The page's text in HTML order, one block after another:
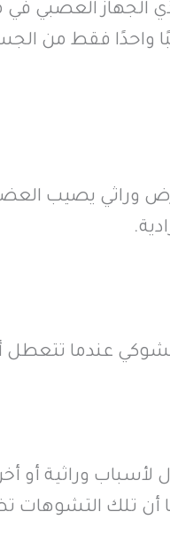
الجهاز
واحدًا فقط من
يصيب العضلات
عندما تتعطل
وراثية أو
أن تلك التشوهات